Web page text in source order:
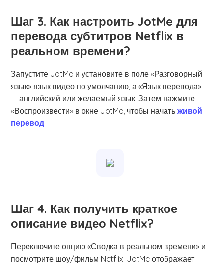
Шаг 3. Как настроить JotMe для
перевода субтитров Netflix в
реальном времени?
Запустите JotMe и установите в поле «Разговорный
язык» язык видео по умолчанию, а «Язык перевода»
— английский или желаемый язык. Затем нажмите
«Воспроизвести» в окне JotMe, чтобы начатьживой
перевод.
Шаг 4. Как получить краткое
описание видео Netflix?
Переключите опцию «Сводка в реальном времени» и
посмотрите шоу/фильм Netflix. JotMe отображает